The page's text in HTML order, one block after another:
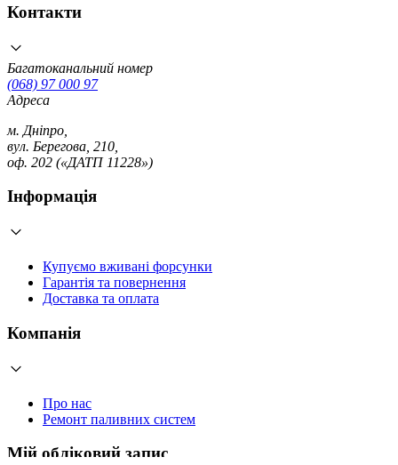
Контакти
Багатоканальний номер
(068) 97 000 97
Адреса
м. Дніпро,
вул. Берегова, 210,
оф. 202 («ДАТП 11228»)
Інформація
Купуємо вживані форсунки
Гарантія та повернення
Доставка та оплата
Компанія
Про нас
Ремонт паливних систем
Мій обліковий запис